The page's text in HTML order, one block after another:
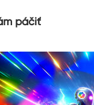
páčiť